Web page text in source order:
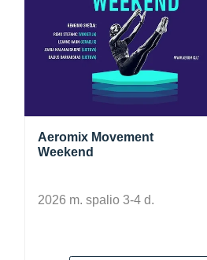
Aeromix Movement
Weekend
2026 m. spalio 3-4 d.